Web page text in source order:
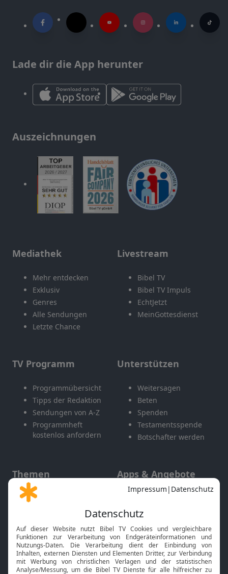
Lade dir die App herunter
Auszeichnungen
Mediathek
Mehr entdecken
Exklusiv
Genres
Alle Sendungen
Letzte Chance
Livestream
Bibel TV
Bibel TV Impuls
EchtJetzt
MeinGottesdienst
TV Programm
Programmübersicht
Tipps der Redaktion
Sendungen von A-Z
Programmheft
kostenlos anfordern
Unterstützen
Weitersagen
Beten
Spenden
Testamentsspende
Botschafter werden
Themen
Gott und Bibel erklärt
Neuigkeiten
Apps & Angebote
Mobile App
Smart TV
HbbTV
Bibelthek Online-Bibel
Nächster Gottesdienst